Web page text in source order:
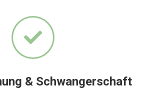
& Schwangerschaft